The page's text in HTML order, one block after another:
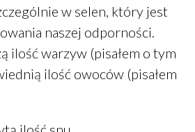
Finanse
Przepisy
w selen, który jest
naszej odporności.
ilość warzyw (pisałem o tym
ilość owoców (pisałem